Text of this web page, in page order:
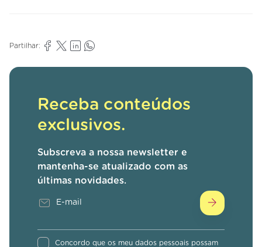
Partilhar:
Receba conteúdos
exclusivos.
Subscreva a nossa newsletter e
mantenha-se atualizado com as
últimas novidades.
Concordo que os meu dados pessoais possam